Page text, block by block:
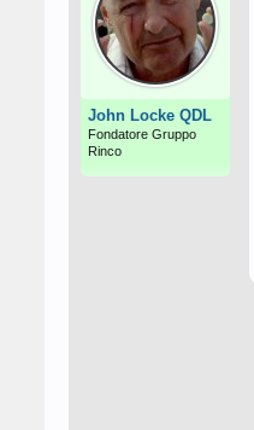
John Locke QDL
Fondatore Gruppo
Rinco